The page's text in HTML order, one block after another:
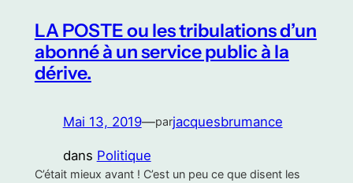
LA POSTE ou les tribulations d’un
abonné à un service public à la
dérive.
Mai 13, 2019—parjacquesbrumance
dans Politique
C’était mieux avant ! C’est un peu ce que disent les